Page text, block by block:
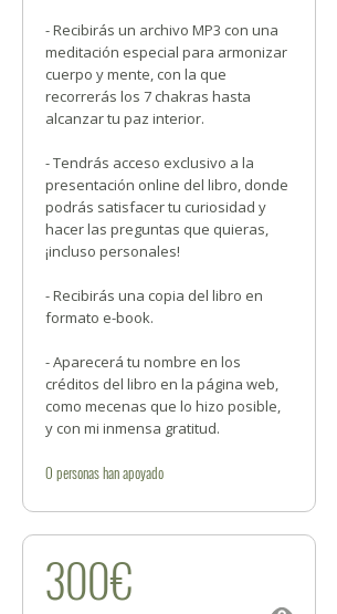
- Recibirás un archivo MP3 con una
meditación especial para armonizar
cuerpo y mente, con la que
recorrerás los 7 chakras hasta
alcanzar tu paz interior.
- Tendrás acceso exclusivo a la
presentación online del libro, donde
podrás satisfacer tu curiosidad y
hacer las preguntas que quieras,
¡incluso personales!
- Recibirás una copia del libro en
formato e-book.
- Aparecerá tu nombre en los
créditos del libro en la página web,
como mecenas que lo hizo posible,
y con mi inmensa gratitud.
0 personashan apoyado
300€